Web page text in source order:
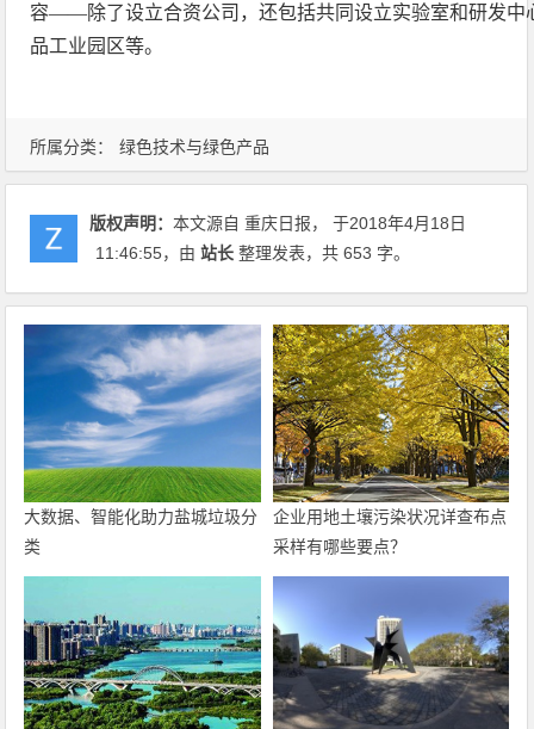
所属分类： 绿色技术与绿色产品
容——除了设立合资公司，还包括共同设立实验室和研发中
品工业园区等。
版权声明：本文源自 重庆日报， 于2018年4月18日
11:46:55，由站长 整理发表，共 653 字。
大数据、智能化助力盐城垃圾分
类
企业用地土壤污染状况详查布点
采样有哪些要点？